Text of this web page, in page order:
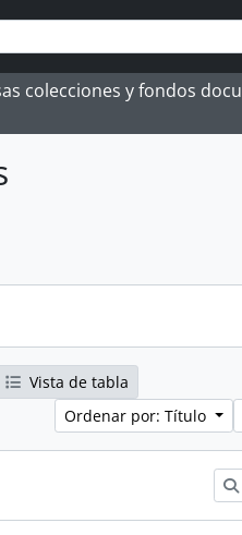
colecciones y fondos
Vista de tabla
Ordenar por: Título